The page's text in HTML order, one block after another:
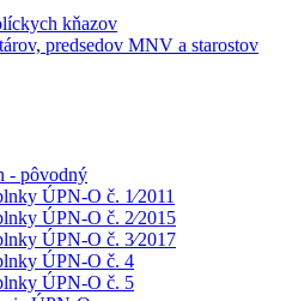
kňazov
predsedov MNV a starostov
- pôvodný
ÚPN-O č. 1⁄2011
ÚPN-O č. 2⁄2015
ÚPN-O č. 3⁄2017
ÚPN-O č. 4
ÚPN-O č. 5